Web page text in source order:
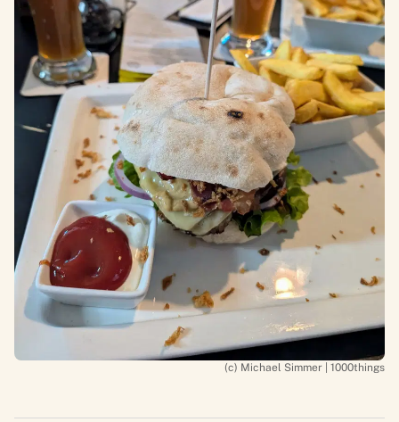
(c) Michael Simmer | 1000things